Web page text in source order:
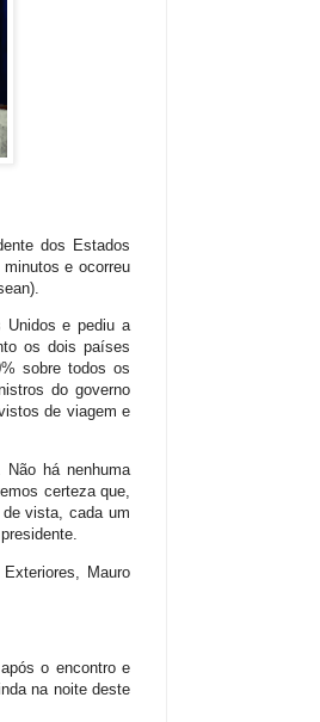
dos Estados
e ocorreu
Unidos e pediu a
os dois países
sobre todos os
do governo
de viagem e
há nenhuma
certeza que,
vista, cada um
Mauro
o encontro e
na noite deste